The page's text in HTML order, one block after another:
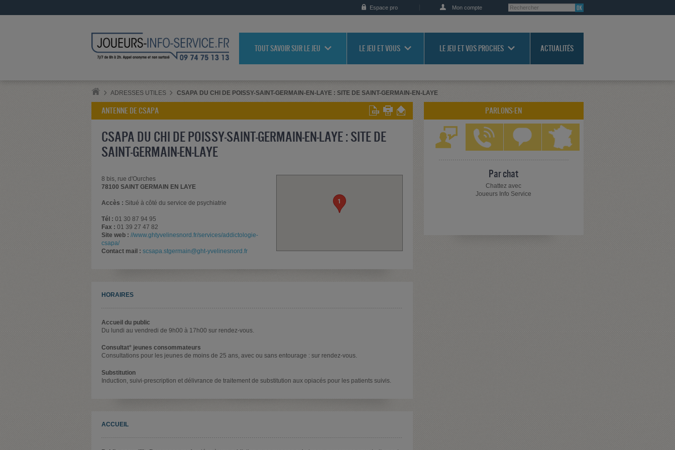
Espace pro Mon compte
TOUT SAVOIR SUR LE JEU LE JEU ET VOUS LE JEU ET VOS PROCHES ACTUALITÉS
ADRESSES UTILES CSAPA DU CHI DE POISSY-SAINT-GERMAIN-EN-LAYE : SITE DE SAINT-GERMAIN-EN-LAYE
ANTENNE DE CSAPA
CSAPA DU CHI DE POISSY-SAINT-GERMAIN-EN-LAYE : SITE DE
SAINT-GERMAIN-EN-LAYE
1
8 bis, rue d'Ourches
78100 SAINT GERMAIN EN LAYE
Accès : Situé à côté du service de psychiatrie
Tél : 01 30 87 94 95
Fax : 01 39 27 47 82
Site web : //www.ghtyvelinesnord.fr/services/addictologie-
csapa/
Contact mail : scsapa.stgermain@ght-yvelinesnord.fr
HORAIRES
Accueil du public
Du lundi au vendredi de 9h00 à 17h00 sur rendez-vous.
Consultat° jeunes consommateurs
Consultations pour les jeunes de moins de 25 ans, avec ou sans entourage : sur rendez-vous.
Substitution
Induction, suivi-prescription et délivrance de traitement de substitution aux opiacés pour les patients suivis.
ACCUEIL
PARLONS-EN
Par chat
Chattez avec
Joueurs Info Service